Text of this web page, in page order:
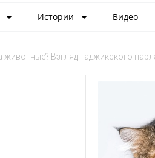
Истории Видео
Взгляд таджикского